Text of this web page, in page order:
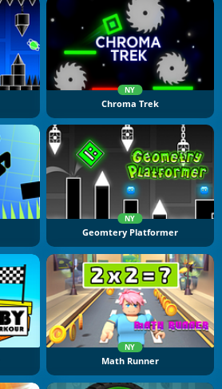
NY
Chroma Trek
NY
Geomtery Platformer
NY
Math Runner